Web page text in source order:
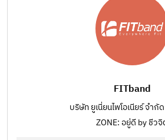
FITband
บริษัท ยูเนี่ยนไพโอเนียร์ จำกั
ZONE: อยู่ดี by ชีว